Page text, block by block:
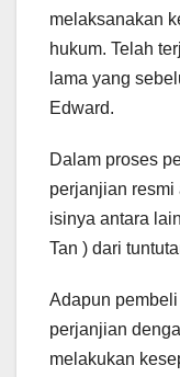
melaksanakan
hukum. Telah
lama yang
Edward.
Dalam proses
perjanjian resmi
isinya antara
Tan ) dari
Adapun
perjanjian
melakukan